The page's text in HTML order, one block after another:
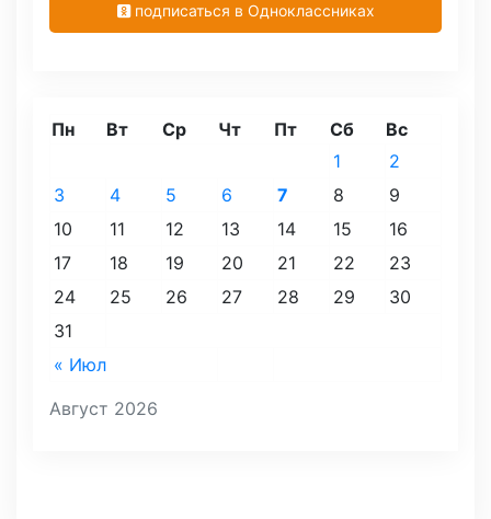
подписаться в Одноклассниках
Август 2026
Пн Вт Ср Чт Пт Сб Вс
« Июл
1
2
3
4 5 6 7 8
9
10
11 12 13 14 15
16
17
18 19 20 21 22
23
24
25 26 27 28 29
30
31